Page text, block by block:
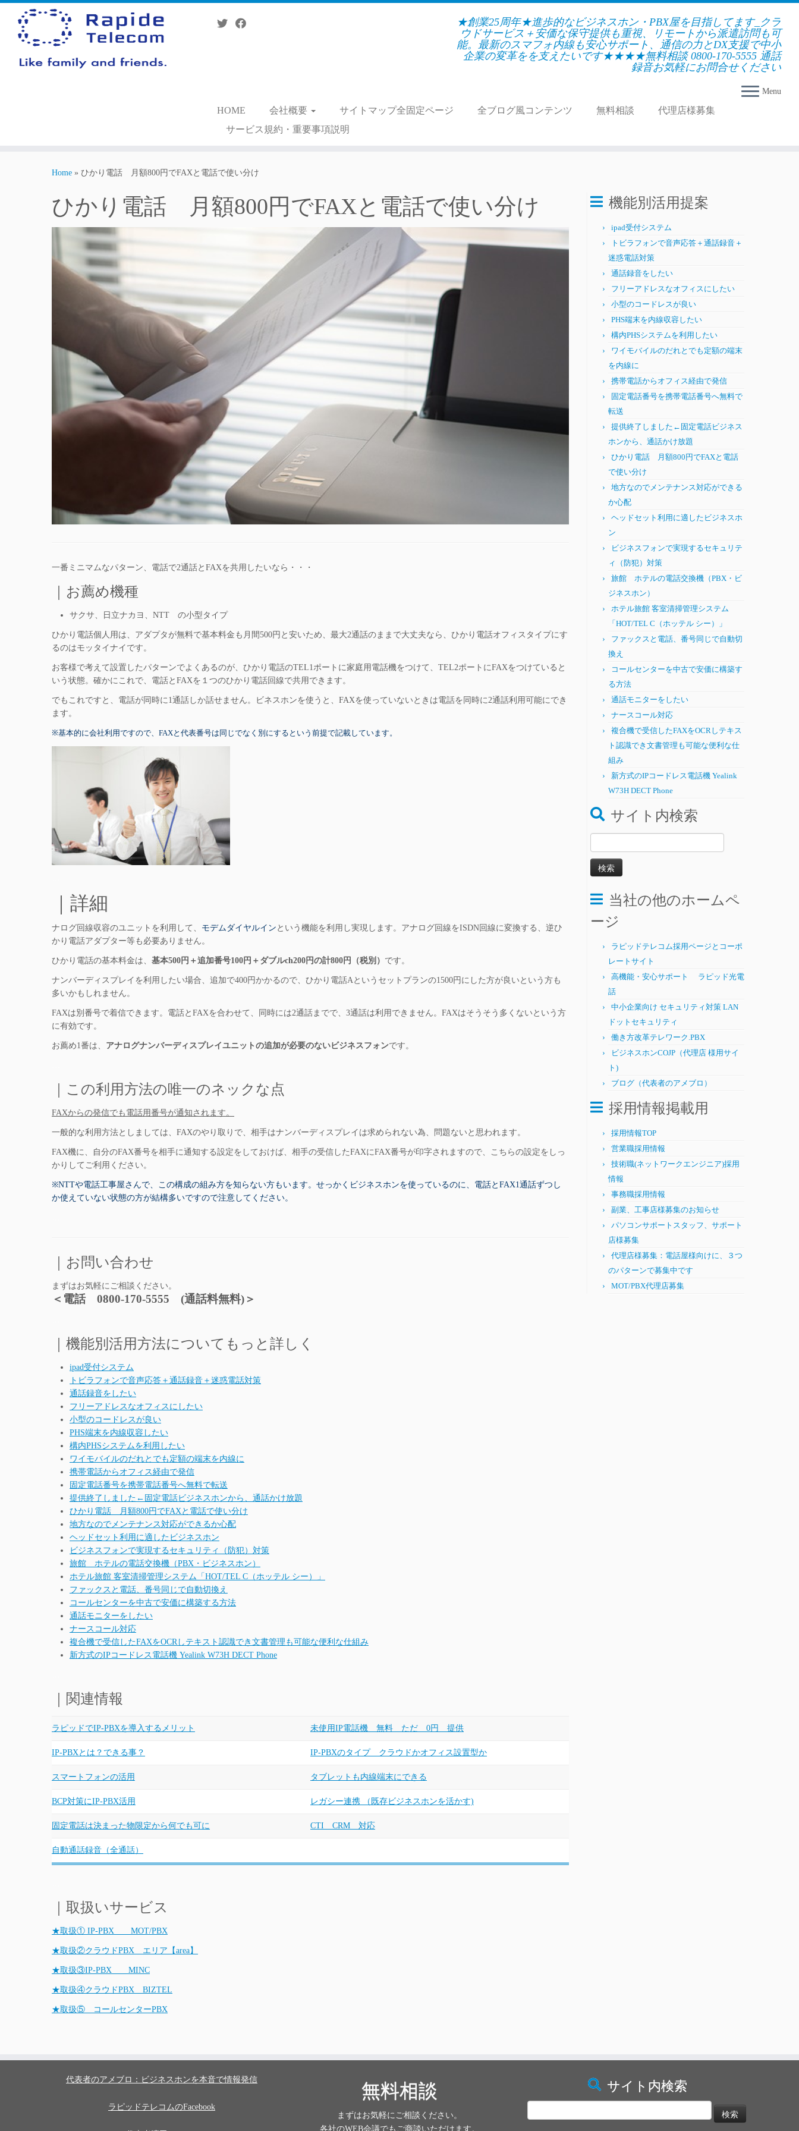
Skip
content
★創業25周年★進歩的なビジネスホン・PBX屋を目指してます_クラ
ウドサービス＋安価な保守提供も重視、リモートから派遣訪問も可
能。最新のスマフォ内線も安心サポート、通信の力とDX支援で中小
企業の変革をを支えたいです★★★★無料相談 0800-170-5555 通話
録音お気軽にお問合せください
Menu
HOME 会社概要 サイトマップ全固定ページ 全ブログ風コンテンツ 無料相談
代理店様募集
サービス規約・重要事項説明
Home » ひかり電話 月額800円でFAXと電話で使い分け
ひかり電話 月額800円でFAXと電話で使い分け
一番ミニマムなパターン、電話で2通話とFAXを共用したいなら・・・
｜お薦め機種
サクサ、日立ナカヨ、NTT の小型タイプ
ひかり電話個人用は、アダプタが無料で基本料金も月間500円と安いため、最大2通話のままで大丈夫なら、ひかり電話オフィスタイプにす
るのはモッタイナイです。
お客様で考えて設置したパターンでよくあるのが、ひかり電話のTEL1ポートに家庭用電話機をつけて、TEL2ポートにFAXをつけていると
いう状態。確かにこれで、電話とFAXを１つのひかり電話回線で共用できます。
でもこれですと、電話が同時に1通話しか話せません。ビネスホンを使うと、FAXを使っていないときは電話を同時に2通話利用可能にでき
ます。
※基本的に会社利用ですので、FAXと代表番号は同じでなく別にするという前提で記載しています。
｜詳細
ナログ回線収容のユニットを利用して、 モデムダイヤルイン という機能を利用し実現します。アナログ回線をISDN回線に変換する、逆ひ
かり電話アダプター等も必要ありません。
ひかり電話の基本料金は、 基本500円＋追加番号100円＋ダブルch200円の計800円（税別） です。
ナンバーディスプレイを利用したい場合、追加で400円かかるので、ひかり電話Aというセットプランの1500円にした方が良いという方も
多いかもしれません。
FAXは別番号で着信できます。電話とFAXを合わせて、同時には2通話までで、3通話は利用できません。FAXはそうそう多くないという方
に有効です。
お薦め1番は、 アナログナンバーディスプレイユニットの追加が必要のないビジネスフォンです。
｜この利用方法の唯一のネックな点
FAXからの発信でも電話用番号が通知されます。
一般的な利用方法としましては、FAXのやり取りで、相手はナンバーディスプレイは求められない為、問題ないと思われます。
FAX機に、自分のFAX番号を相手に通知する設定をしておけば、相手の受信したFAXにFAX番号が印字されますので、こちらの設定をしっ
かりしてご利用ください。
※NTTや電話工事屋さんで、この構成の組み方を知らない方もいます。せっかくビジネスホンを使っているのに、電話とFAX1通話ずつし
か使えていない状態の方が結構多いですので注意してください。
｜お問い合わせ
まずはお気軽にご相談ください。
＜電話 0800-170-5555 (通話料無料)＞
｜機能別活用方法についてもっと詳しく
ipad受付システム
トビラフォンで音声応答＋通話録音＋迷惑電話対策
通話録音をしたい
フリーアドレスなオフィスにしたい
小型のコードレスが良い
PHS端末を内線収容したい
構内PHSシステムを利用したい
ワイモバイルのだれとでも定額の端末を内線に
携帯電話からオフィス経由で発信
固定電話番号を携帯電話番号へ無料で転送
提供終了しました←固定電話ビジネスホンから、通話かけ放題
ひかり電話 月額800円でFAXと電話で使い分け
地方なのでメンテナンス対応ができるか心配
ヘッドセット利用に適したビジネスホン
ビジネスフォンで実現するセキュリティ（防犯）対策
旅館 ホテルの電話交換機（PBX・ビジネスホン）
ホテル旅館 客室清掃管理システム「HOT/TEL C（ホッテル シー）」
ファックスと電話、番号同じで自動切換え
コールセンターを中古で安価に構築する方法
通話モニターをしたい
ナースコール対応
複合機で受信したFAXをOCRしテキスト認識でき文書管理も可能な便利な仕組み
新方式のIPコードレス電話機 Yealink W73H DECT Phone
｜関連情報
ラピッドでIP-PBXを導入するメリット 未使用IP電話機 無料 ただ 0円 提供
IP-PBXとは？できる事？ IP-PBXのタイプ クラウドかオフィス設置型か
スマートフォンの活用 タブレットも内線端末にできる
BCP対策にIP-PBX活用 レガシー連携 （既存ビジネスホンを活かす)
固定電話は決まった物限定から何でも可に CTI CRM 対応
自動通話録音（全通話）
｜取扱いサービス
★取扱① IP-PBX MOT/PBX
★取扱②クラウドPBX エリア【area】
★取扱③IP-PBX MINC
★取扱④クラウドPBX BIZTEL
★取扱⑤ コールセンターPBX
機能別活用提案
ipad受付システム
トビラフォンで音声応答＋通話録音＋
迷惑電話対策
通話録音をしたい
フリーアドレスなオフィスにしたい
小型のコードレスが良い
PHS端末を内線収容したい
構内PHSシステムを利用したい
ワイモバイルのだれとでも定額の端末
を内線に
携帯電話からオフィス経由で発信
固定電話番号を携帯電話番号へ無料で
転送
提供終了しました←固定電話ビジネス
ホンから、通話かけ放題
ひかり電話 月額800円でFAXと電話
で使い分け
地方なのでメンテナンス対応ができる
か心配
ヘッドセット利用に適したビジネスホ
ン
ビジネスフォンで実現するセキュリテ
ィ（防犯）対策
旅館 ホテルの電話交換機（PBX・ビ
ジネスホン）
ホテル旅館 客室清掃管理システム
「HOT/TEL C（ホッテル シー）」
ファックスと電話、番号同じで自動切
換え
コールセンターを中古で安価に構築す
る方法
通話モニターをしたい
ナースコール対応
複合機で受信したFAXをOCRしテキス
ト認識でき文書管理も可能な便利な仕
組み
新方式のIPコードレス電話機 Yealink
W73H DECT Phone
サイト内検索
索:
当社の他のホームペ
ージ
ラピッドテレコム採用ページとコーポ
レートサイト
高機能・安心サポート ラピッド光電
話
中小企業向け セキュリティ対策 LAN
ドットセキュリティ
働き方改革テレワーク.PBX
ビジネスホンCOJP（代理店 様用サイ
ト)
ブログ（代表者のアメブロ）
採用情報掲載用
採用情報TOP
営業職採用情報
技術職(ネットワークエンジニア)採用
情報
事務職採用情報
副業、工事店様募集のお知らせ
パソコンサポートスタッフ、サポート
店様募集
代理店様募集：電話屋様向けに、３つ
のパターンで募集中です
MOT/PBX代理店募集
代表者のアメブロ：ビジネスホンを本音で情報発信
ラピッドテレコムのFacebook
無料相談
まずはお気軽にご相談ください。
各社のWEB会議でもご商談いただけます。
サイト内検索
索: